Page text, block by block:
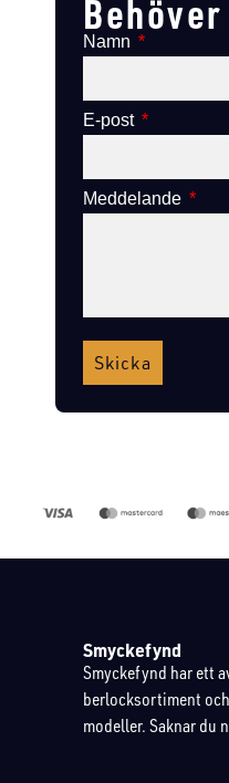
Namn
E-post
Meddelande
Skicka
Smyckefynd
Smyckefynd har ett
berlocksortiment
modeller. Saknar du